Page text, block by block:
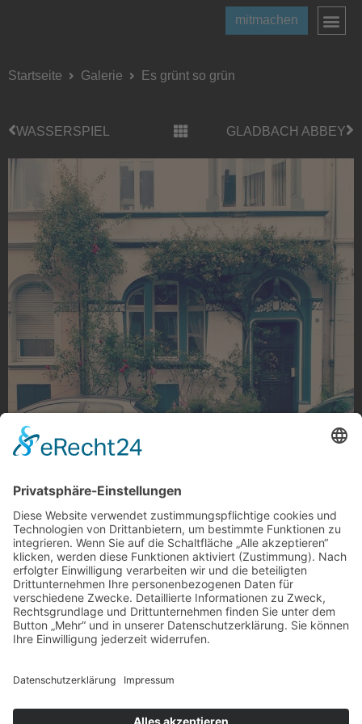
mitmachen
Startseite Galerie Es grünt so grün
WASSERSPIEL GLADBACH ABBEY
Es grünt so grün
Begrünte Hausfassade, Eicken
Foto: bachelorofhartz via Instagram